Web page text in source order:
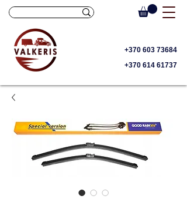
+370 603 73684
+370 614 61737